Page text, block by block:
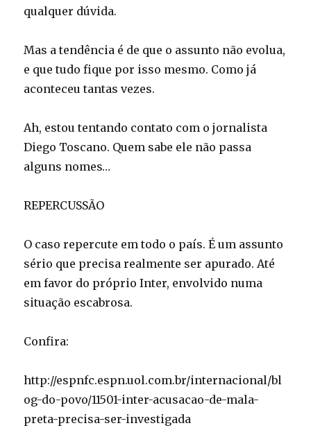
qualquer dúvida.
Mas a tendência é de que o assunto não evolua,
e que tudo fique por isso mesmo. Como já
aconteceu tantas vezes.
Ah, estou tentando contato com o jornalista
Diego Toscano. Quem sabe ele não passa
alguns nomes…
REPERCUSSÃO
O caso repercute em todo o país. É um assunto
sério que precisa realmente ser apurado. Até
em favor do próprio Inter, envolvido numa
situação escabrosa.
Confira:
http://espnfc.espn.uol.com.br/internacional/bl
og-do-povo/11501-inter-acusacao-de-mala-
preta-precisa-ser-investigada